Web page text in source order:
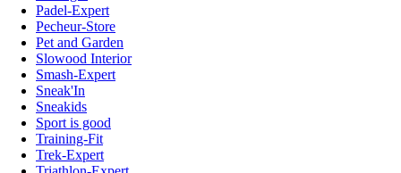
Padel-Expert
Pecheur-Store
Pet and Garden
Slowood Interior
Smash-Expert
Sneak'In
Sneakids
Sport is good
Training-Fit
Trek-Expert